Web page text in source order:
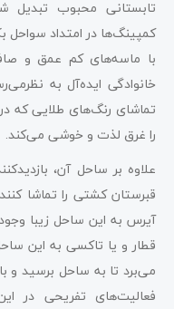
تابستانی محبوب تبدیل
کمپینگ‌ها در امتداد
با ماسه‌های کم عمق و
خانوادگی ایده‌آل به
تماشای رنگ‌های طلایی که
را غرق لذت و خوشی می‌کند.
علاوه بر ساحل آن،
قبرستان کشتی را تماشا
آیرس به این ساحل زیبا
فعالیت‌های تفریحی در